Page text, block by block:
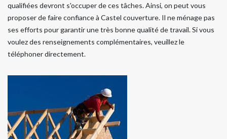
qualifiées devront s'occuper de ces tâches. Ainsi, on peut vous
proposer de faire confiance à Castel couverture. Il ne ménage pas
ses efforts pour garantir une très bonne qualité de travail. Si vous
voulez des renseignements complémentaires, veuillez le
téléphoner directement.